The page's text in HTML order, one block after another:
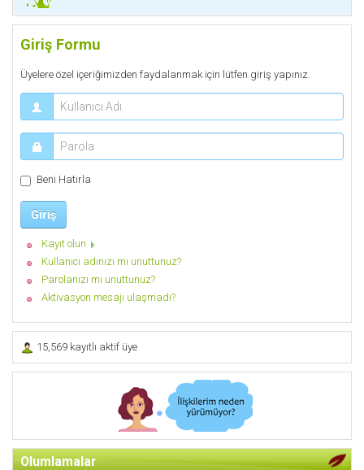
Giriş Formu
Üyelere özel içeriğimizden faydalanmak için lütfen giriş yapınız.
Beni Hatırla
Giriş
Kayıt olun
Kullanıcı adınızı mı unuttunuz?
Parolanızı mı unuttunuz?
Aktivasyon mesajı ulaşmadı?
15,569 kayıtlı aktif üye
Olumlamalar